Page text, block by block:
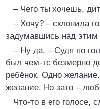
– Чего ты хочешь,
– Хочу? – склонила
задумавшись над этим
– Ну да. – Судя по
был чем-то безмерно
ребёнок. Одно
желание. Но зато –
Что-то в его голосе,